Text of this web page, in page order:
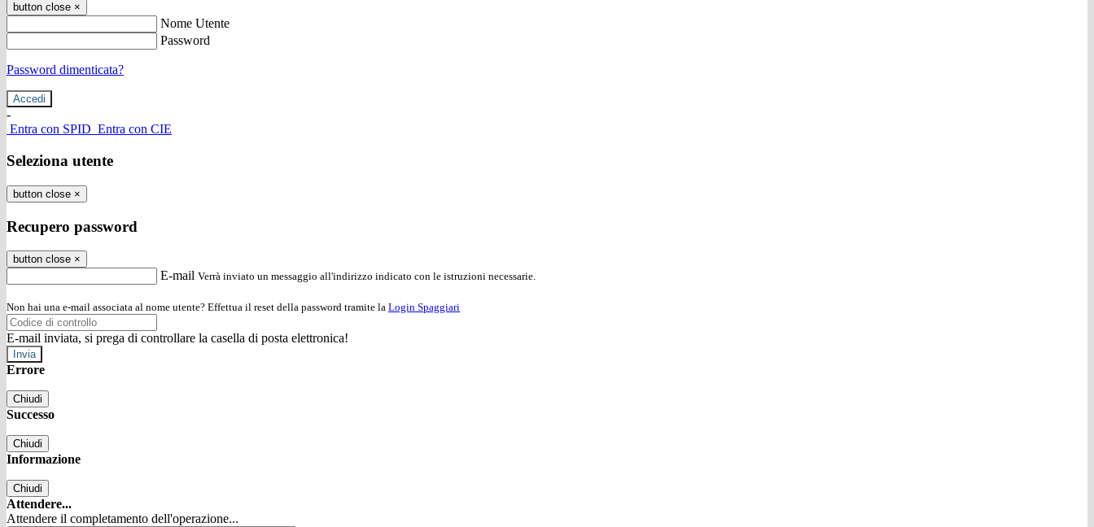
button close ×
Nome Utente
Password
Password dimenticata?
-
Entra con SPID Entra con CIE
Seleziona utente
button close ×
Recupero password
button close ×
E-mail Verrà inviato un messaggio all'indirizzo indicato con le istruzioni necessarie.
Non hai una e-mail associata al nome utente? Effettua il reset della password tramite la Login Spaggiari
E-mail inviata, si prega di controllare la casella di posta elettronica!
Errore
Chiudi
Successo
Chiudi
Informazione
Chiudi
Attendere...
Attendere il completamento dell'operazione...